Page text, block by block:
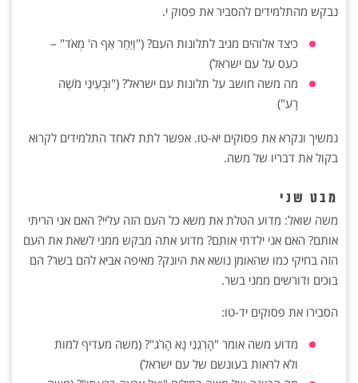
נבקש מהתלמידים להסביר את פסוק י.
כיצד אלוהים מגיב לתלונות העם? ("וַיִּחַר אַף ה' מְאֹד" –
כעס על עם ישראל)
מה משה חושב על תלונות עם ישראל? ("וּבְעֵינֵי מֹשֶׁה
רָע")
נמשיך ונקרא את פסוקים יא-טו. אפשר לתת לאחד התלמידים לקרוא
בקול את דבריו של משה.
מבט שני
משה שואל: מדוע הטלת את משא כל העם הזה עליי? האם אני הריתי
אותם? האם אני ילדתי אותם? מדוע אתה מבקש ממני לשאת את העם
הזה בחיקי כמו שהאומן נושא את היונק? מאיפה אביא להם בשר? הם
בוכים ודורשים ממני בשר.
הסבירו את פסוקים יד-טו:
מדוע משה אומר "הָרְגֵנִי נָא הָרֹג"? (משה מעדיף למות
ולא לראות בעונשם של עם ישראל)